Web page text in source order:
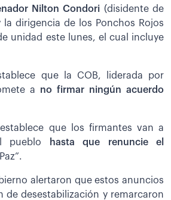
Nilton Condori (disidente de
la dirigencia de los Ponchos Rojos
unidad este lunes, el cual incluye
que la COB, liderada por
a no firmar ningún acuerdo
que los firmantes van a
pueblo
hasta que renuncie el
alertaron que estos anuncios
de desestabilización y remarcaron